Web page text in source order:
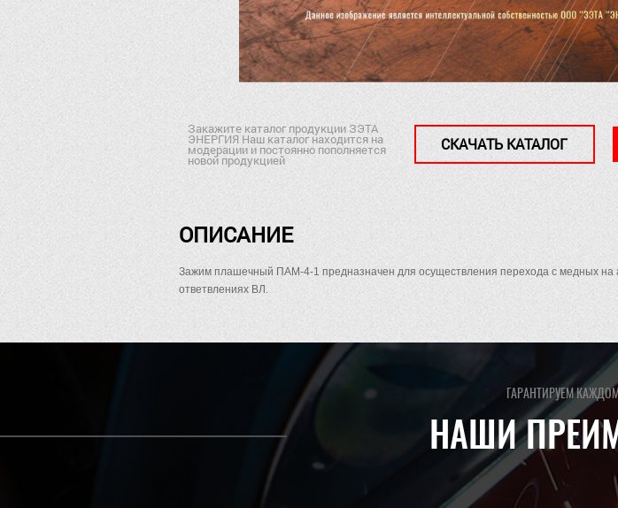
Закажите каталог продукции ЗЭТА
ЭНЕРГИЯ Наш каталог находится на
модерации и постоянно пополняется
новой продукцией
СКАЧАТЬ КАТАЛОГ
ОПИСАНИЕ
Зажим плашечный ПАМ-4-1 предназначен для осуществления перехода с медных
ответвлениях ВЛ.
ГАРАНТИРУЕМ
НАШИ